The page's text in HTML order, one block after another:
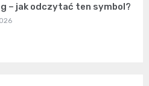
– jak odczytać ten symbol?